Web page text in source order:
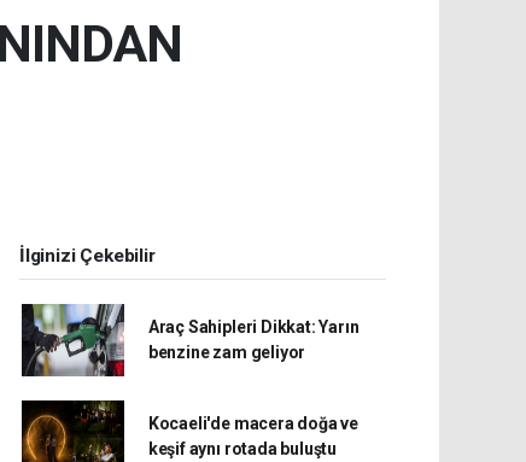
İlginizi Çekebilir
Araç Sahipleri Dikkat: Yarın
benzine zam geliyor
Kocaeli'de macera doğa ve
keşif aynı rotada buluştu